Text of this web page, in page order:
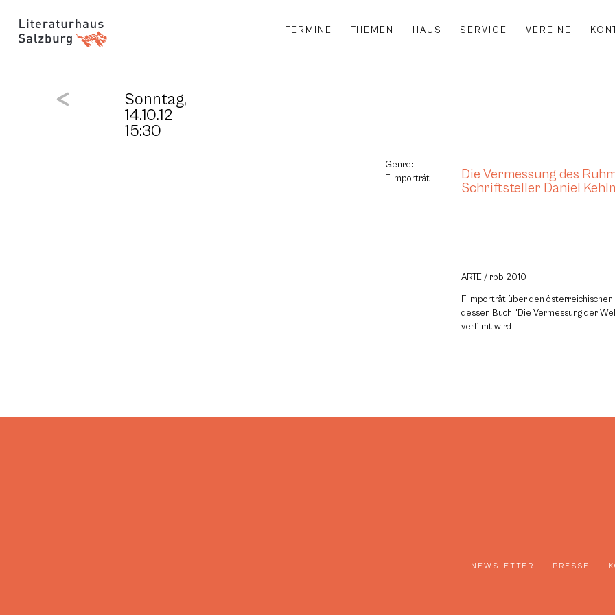
TERMINE THEMEN HAUS SERVICE VEREINE
Sonntag,
14.10.12
15:30
Genre:
Filmporträt
Die Vermessung des
Schriftsteller Daniel
ARTE / rbb 2010
Filmporträt über den
dessen Buch "Die Vermessung der
verfilmt wird
NEWSLETTER PRESSE